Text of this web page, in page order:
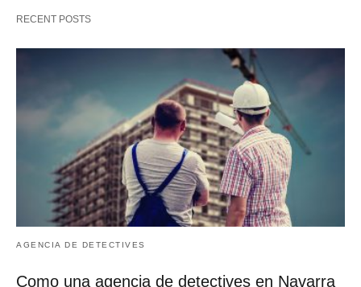
RECENT POSTS
AGENCIA DE DETECTIVES
Como una agencia de detectives en Navarra